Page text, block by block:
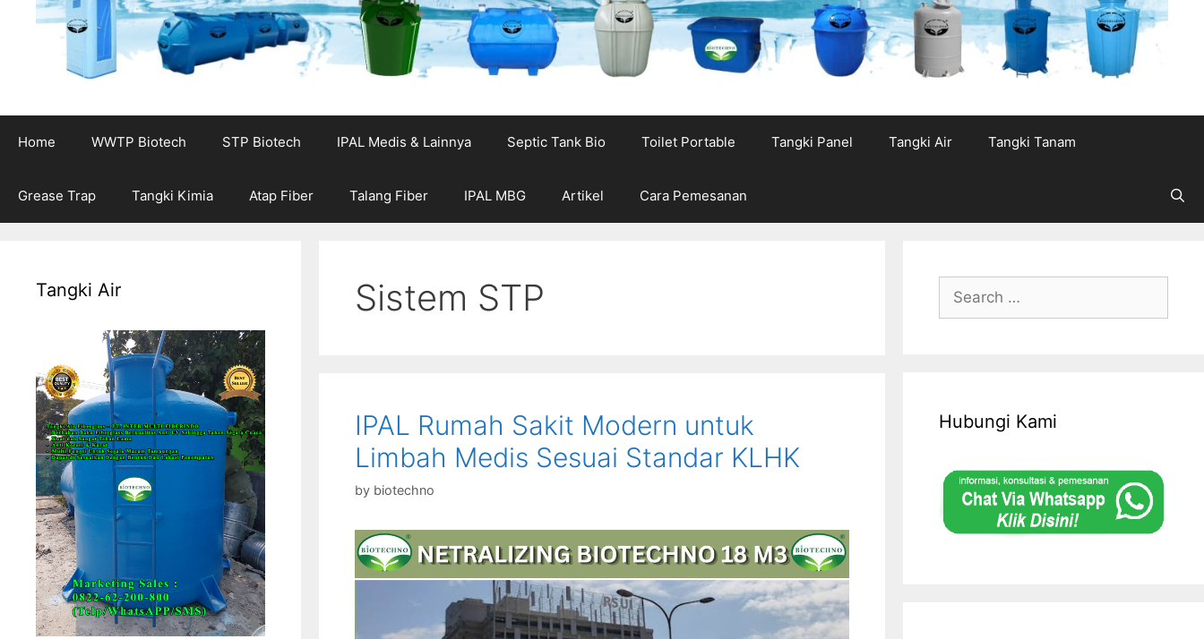
Home WWTP Biotech STP Biotech IPAL Medis & Lainnya Septic Tank Bio Toilet Portable Tangki Panel Tangki Air Tangki Tanam
Grease Trap Tangki Kimia Atap Fiber Talang Fiber IPAL MBG Artikel Cara Pemesanan
Sistem STP
IPAL Rumah Sakit Modern untuk
Limbah Medis Sesuai Standar KLHK
by biotechno
Tangki Air
Search
for:
Hubungi Kami